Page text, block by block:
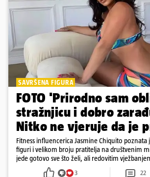
SAVRŠENA FIGURA
FOTO 'Prirodno sam
stražnjicu i dobro
Nitko ne vjeruje da je
Fitness influencerica Jasmine Chiquito
figuri i velikom broju pratitelja na društvenim
jede gotovo sve što želi, ali redovitim
oblik tijela, posebno naglašene gluteuse
3 22